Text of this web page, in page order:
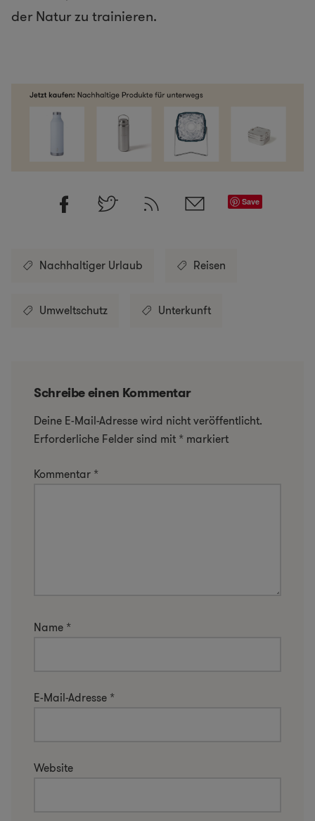
der Natur zu trainieren.
Save
Nachhaltiger Urlaub Reisen
Umweltschutz Unterkunft
Schreibe einen Kommentar
Deine E-Mail-Adresse wird nicht veröffentlicht.
Erforderliche Felder sind mit * markiert
Kommentar *
Name *
E-Mail-Adresse *
Website